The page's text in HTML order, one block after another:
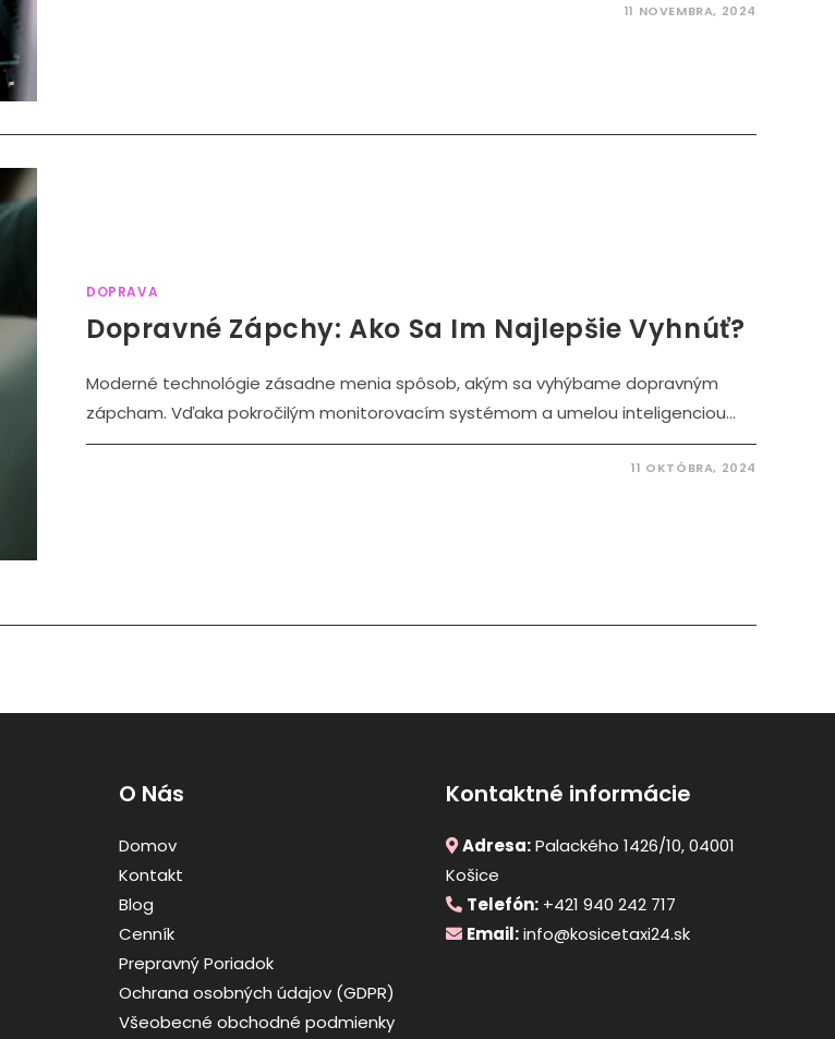
11 NOVEMBRA, 2024
DOPRAVA
Dopravné Zápchy: Ako Sa Im Najlepšie Vyhnúť?
Moderné technológie zásadne menia spôsob, akým sa vyhýbame dopravným
zápcham. Vďaka pokročilým monitorovacím systémom a umelou inteligenciou...
11 OKTÓBRA, 2024
O Nás
Domov
Kontakt
Blog
Cenník
Prepravný Poriadok
Ochrana osobných údajov (GDPR)
Všeobecné obchodné podmienky
Kontaktné informácie
Adresa:Palackého 1426/10, 04001
Košice
Telefón: +421 940 242 717
Email:info@kosicetaxi24.sk